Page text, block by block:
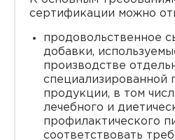
сертификации можно
продовольственное
добавки,
производстве
специализированной
продукции, в том
лечебного и
профилактического
соответствовать